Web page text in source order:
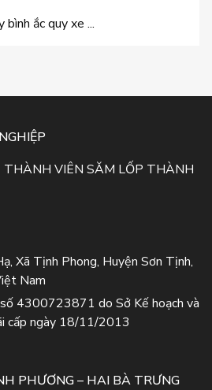
bình ắc quy xe ...
VIÊN SĂM LỐP THÀNH
Xã Tịnh Phong, Huyện Sơn Tịnh,
Nam
4300723871 do Sở Kế hoạch và
cấp ngày 18/11/2013
PHƯƠNG – HAI BÀ TRƯNG